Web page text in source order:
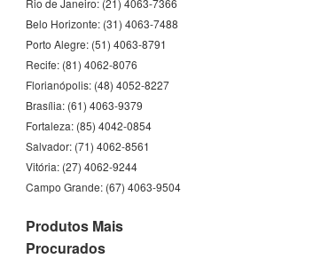
Belo Horizonte: (31) 4063-7488
Porto Alegre: (51) 4063-8791
Recife: (81) 4062-8076
Florianópolis: (48) 4052-8227
Brasília: (61) 4063-9379
Fortaleza: (85) 4042-0854
Salvador: (71) 4062-8561
Vitória: (27) 4062-9244
Campo Grande: (67) 4063-9504
Produtos Mais
Procurados